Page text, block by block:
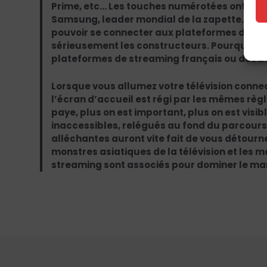
Prime, etc… Les touches numérotées ont
Samsung, leader mondial de la zapette.
pouvoir se connecter aux plateformes de
sérieusement les constructeurs. Pourquoi
plateformes de streaming français ou des
Lorsque vous allumez votre télévision
l’écran d’accueil est régi par les mêmes
paye, plus on est important, plus on est
inaccessibles, relégués au fond du
alléchantes auront vite fait de vous
monstres asiatiques de la télévision et les
streaming sont associés pour dominer le